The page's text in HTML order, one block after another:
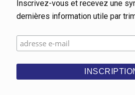
Inscrivez-vous et recevez une
dernières information utile par